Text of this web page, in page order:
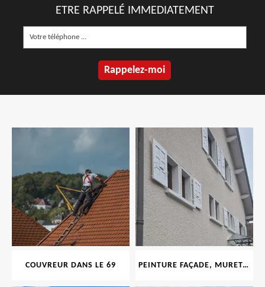
ETRE RAPPELÉ IMMEDIATEMENT
COUVREUR DANS LE 69 PEINTURE FAÇADE, MURET, TOITURE, BOISERIE, FERRONERIE, GOUTTIÈRE 69